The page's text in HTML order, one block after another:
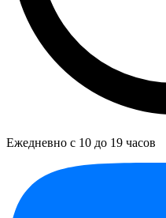
Ежедневно с 10 до 19 часов